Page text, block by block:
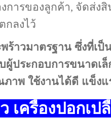
ารของลูกค้า, จัดส่ง
กลงไว้
ร้าวมาตรฐาน ซึ่งที่เป็
ประกอบการขนาดเ
าพ ใช้งานได้ดี แข็ง
เครื่องปอกเ